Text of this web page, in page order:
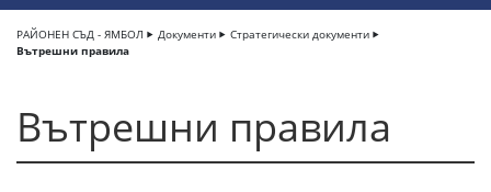
РАЙОНЕН СЪД - ЯМБОЛ Документи
Стратегически документи
Вътрешни правила
Вътрешни правила